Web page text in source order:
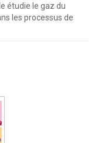
étudie le gaz du
les processus de